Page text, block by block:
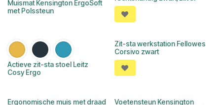
Muismat Kensington ErgoSoft
met Polssteun
Actieve zit-sta stoel Leitz
Cosy Ergo
Zit-sta werkstation Fellowes
Corsivo zwart
Ergonomische muis met draad
Voetensteun Kensington